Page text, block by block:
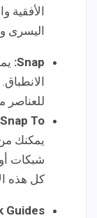
الأفقية
اليسرى
Snap:
للعناصر
Snap To:
يمكنك
شبكات
كل هذه
Guides: